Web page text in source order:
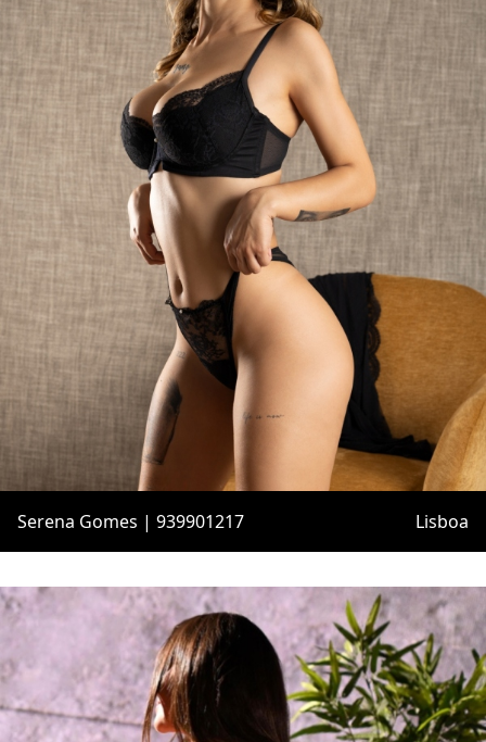
Serena Gomes | 939901217 Lisboa